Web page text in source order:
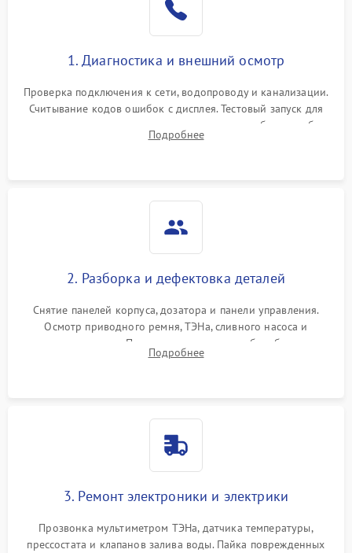
1. Диагностика и внешний осмотр
Проверка подключения к сети, водопроводу и канализации.
Считывание кодов ошибок с дисплея. Тестовый запуск для
выявления посторонних шумов, протечек или сбоев в работе
электронного модуля управления.
Подробнее
2. Разборка и дефектовка деталей
Снятие панелей корпуса, дозатора и панели управления.
Осмотр приводного ремня, ТЭНа, сливного насоса и
амортизаторов. Проверка подшипников барабана и
крестовины на износ, а манжеты люка на разрывы.
Подробнее
3. Ремонт электроники и электрики
Прозвонка мультиметром ТЭНа, датчика температуры,
прессостата и клапанов залива воды. Пайка поврежденных